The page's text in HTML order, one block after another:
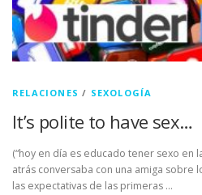
RELACIONES / SEXOLOGÍA
It’s polite to have sex…
(“hoy en día es educado tener sexo en
atrás conversaba con una amiga sobre
las expectativas de las primeras …